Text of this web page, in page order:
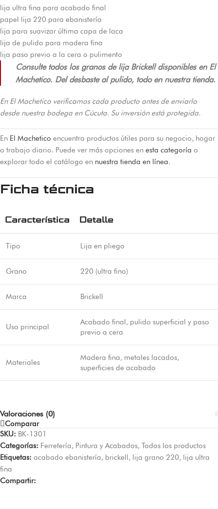
lija ultra fina para acabado final
papel lija 220 para ebanistería
lija para suavizar última capa de laca
lija de pulido para madera fina
lija paso previo a la cera o pulimento
Consulte todos los granos de lija Brickell disponibles en El
Machetico. Del desbaste al pulido, todo en nuestra tienda.
En El Machetico verificamos cada producto antes de enviarlo
desde nuestra bodega en Cúcuta. Su inversión está protegida.
En El Machetico encuentra productos útiles para su negocio, hogar
o trabajo diario. Puede ver más opciones en esta categoría o
explorar todo el catálogo en nuestra tienda en línea.
Ficha técnica
Característica Detalle
Tipo Lija en pliego
Grano 220 (ultra fino)
Marca Brickell
Uso principal
Acabado final, pulido superficial y paso
previo a cera
Materiales
Madera fina, metales lacados,
superficies de acabado
Valoraciones (0)
Comparar
SKU: BK-1301
Categorías: Ferretería, Pintura y Acabados, Todos los productos
Etiquetas: acabado ebanistería, brickell, lija grano 220, lija ultra
fina
Compartir: